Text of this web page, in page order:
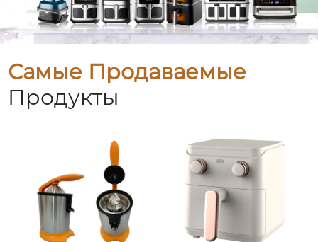
Самые Продаваемые
Продукты